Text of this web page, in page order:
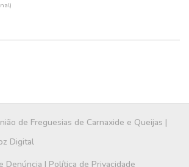
de Freguesias de Carnaxide e Queijas |
Digital
Denúncia | Política de Privacidade